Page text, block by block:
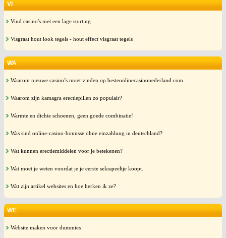
VI
Vind casino's met een lage storting
Visgraat hout look tegels - hout effect visgraat tegels
WA
Waarom nieuwe casino’s moet vinden op besteonlinecasinonederland.com
Waarom zijn kamagra erectiepillen zo populair?
Warmte en dichte schoenen, geen goede combinatie!
Was sind online-casino-bonusse ohne einzahlung in deutschland?
Wat kunnen erectiemiddelen voor je betekenen?
Wat moet je weten voordat je je eerste seksspeeltje koopt.
Wat zijn artikel websites en hoe herken ik ze?
WE
Website maken voor dummies